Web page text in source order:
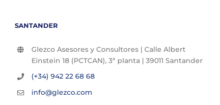
SANTANDER
Glezco Asesores y Consultores | Calle Albert
Einstein 18 (PCTCAN), 3ª planta | 39011 Santander
(+34) 942 22 68 68
info@glezco.com